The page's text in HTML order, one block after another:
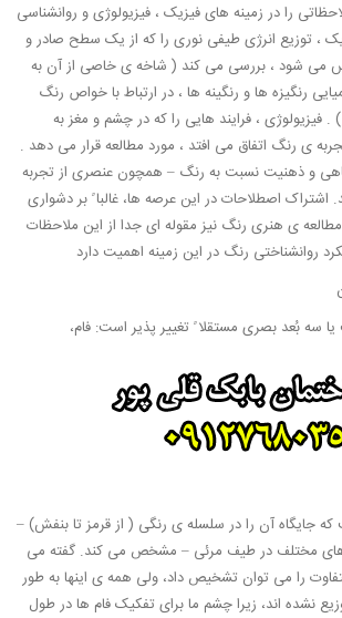
را در زمینه های فیزیک ، فیزیولوژی و روانشناسی
، توزیع انرژی طیفی نوری را که از یک سطح صادر و
می شود ، بررسی می کند ( شاخه ی خاصی از آن به
رنگیزه ها و رنگینه ها ، در ارتباط با خواص رنگ
. فیزیولوژی ، فرایند هایی را که در چشم و مغز به
ی رنگ اتفاق می افتد ، مورد مطالعه قرار می دهد .
و ذهنیت نسبت به رنگ – همچون عنصری از تجربه
اصطلاحات در این عرصه ها، غالبا ً بر دشواری
ی هنری رنگ نیز مقوله ای جدا از این ملاحظات
رنگ در این زمینه اهمیت دارد
سه بُعد بصری مستقلا ً تغییر پذیر است: فام،
جایگاه آن را در سلسله ی رنگی ( از قرمز تا بنفش) –
های مختلف در طیف مرئی – مشخص می کند. گفته می
۱۵۰ فام متفاوت را می توان تشخیص داد، ولی همه ی اینها به طور
نشده اند، زیرا چشم ما برای تفکیک فام ها در طول